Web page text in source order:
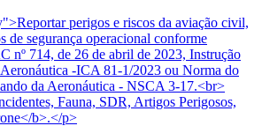
perigos e riscos da aviação civil,
de segurança operacional conforme
nº 714, de 26 de abril de 2023, Instrução
-ICA 81-1/2023 ou Norma do
da Aeronáutica - NSCA 3-17.<br>
Fauna, SDR, Artigos Perigosos,
b>.</p>